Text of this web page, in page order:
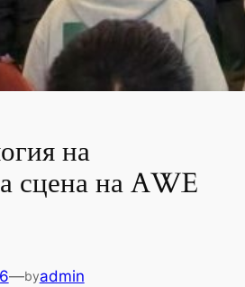
на
сцена на AWE
—byadmin